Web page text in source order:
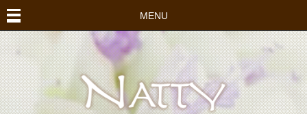
MENU